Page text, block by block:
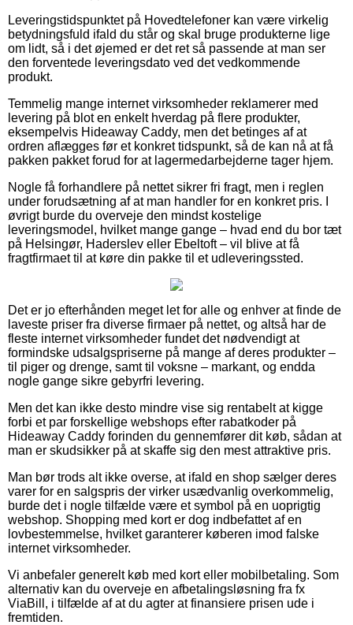
Leveringstidspunktet på Hovedtelefoner kan være virkelig
betydningsfuld ifald du står og skal bruge produkterne lige
om lidt, så i det øjemed er det ret så passende at man ser
den forventede leveringsdato ved det vedkommende
produkt.
Temmelig mange internet virksomheder reklamerer med
levering på blot en enkelt hverdag på flere produkter,
eksempelvis Hideaway Caddy, men det betinges af at
ordren aflægges før et konkret tidspunkt, så de kan nå at få
pakken pakket forud for at lagermedarbejderne tager hjem.
Nogle få forhandlere på nettet sikrer fri fragt, men i reglen
under forudsætning af at man handler for en konkret pris. I
øvrigt burde du overveje den mindst kostelige
leveringsmodel, hvilket mange gange – hvad end du bor tæt
på Helsingør, Haderslev eller Ebeltoft – vil blive at få
fragtfirmaet til at køre din pakke til et udleveringssted.
Det er jo efterhånden meget let for alle og enhver at finde de
laveste priser fra diverse firmaer på nettet, og altså har de
fleste internet virksomheder fundet det nødvendigt at
formindske udsalgspriserne på mange af deres produkter –
til piger og drenge, samt til voksne – markant, og endda
nogle gange sikre gebyrfri levering.
Men det kan ikke desto mindre vise sig rentabelt at kigge
forbi et par forskellige webshops efter rabatkoder på
Hideaway Caddy forinden du gennemfører dit køb, sådan at
man er skudsikker på at skaffe sig den mest attraktive pris.
Man bør trods alt ikke overse, at ifald en shop sælger deres
varer for en salgspris der virker usædvanlig overkommelig,
burde det i nogle tilfælde være et symbol på en uoprigtig
webshop. Shopping med kort er dog indbefattet af en
lovbestemmelse, hvilket garanterer køberen imod falske
internet virksomheder.
Vi anbefaler generelt køb med kort eller mobilbetaling. Som
alternativ kan du overveje en afbetalingsløsning fra fx
ViaBill, i tilfælde af at du agter at finansiere prisen ude i
fremtiden.